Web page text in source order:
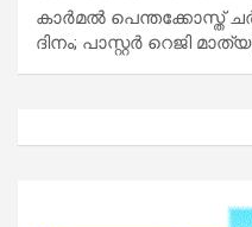
കാർമൽ പെന്തക്കോസ്ത്
ദിനം; പാസ്റ്റർ റെജി